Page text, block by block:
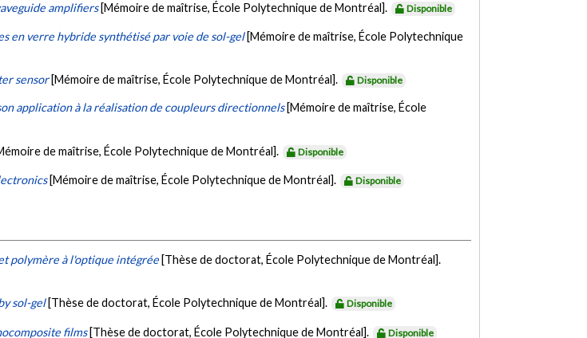
amplifiers [Mémoire de maîtrise, École Polytechnique de Montréal]. Disponible
en verre hybride synthétisé par voie de sol-gel [Mémoire de maîtrise, École Polytechnique
sensor [Mémoire de maîtrise, École Polytechnique de Montréal]. Disponible
application à la réalisation de coupleurs directionnels [Mémoire de maîtrise, École
de maîtrise, École Polytechnique de Montréal]. Disponible
[Mémoire de maîtrise, École Polytechnique de Montréal]. Disponible
polymère à l'optique intégrée [Thèse de doctorat, École Polytechnique de Montréal].
sol-gel [Thèse de doctorat, École Polytechnique de Montréal]. Disponible
films [Thèse de doctorat, École Polytechnique de Montréal]. Disponible